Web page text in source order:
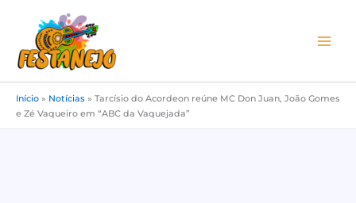
conteúdo
Início » Notícias » Tarcísio do Acordeon reúne MC Don Juan, João Gomes
e Zé Vaqueiro em “ABC da Vaquejada”